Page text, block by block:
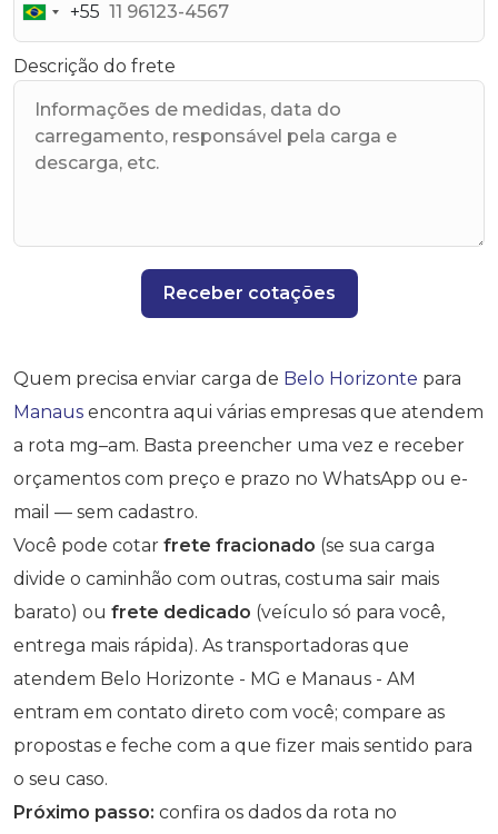
Brazil
+55
+55
Descrição do frete
Receber cotações
Quem precisa enviar carga de Belo Horizonte para
Manaus encontra aqui várias empresas que atendem
a rota mg–am. Basta preencher uma vez e receber
orçamentos com preço e prazo no WhatsApp ou e-
mail — sem cadastro.
Você pode cotar frete fracionado (se sua carga
divide o caminhão com outras, costuma sair mais
barato) ou frete dedicado (veículo só para você,
entrega mais rápida). As transportadoras que
atendem Belo Horizonte - MG e Manaus - AM
entram em contato direto com você; compare as
propostas e feche com a que fizer mais sentido para
o seu caso.
Próximo passo: confira os dados da rota no